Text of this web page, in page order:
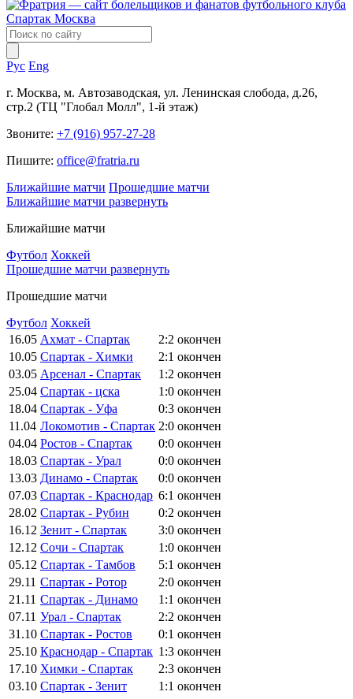
Рус Eng
г. Москва, м. Автозаводская, ул. Ленинская слобода, д.26,
стр.2 (ТЦ "Глобал Молл", 1-й этаж)
Звоните: +7 (916) 957-27-28
Пишите: office@fratria.ru
Ближайшие матчи Прошедшие матчи
Ближайшие матчи развернуть
Ближайшие матчи
Футбол Хоккей
Прошедшие матчи развернуть
Прошедшие матчи
Футбол Хоккей
16.05 Ахмат - Спартак 2:2 окончен
10.05 Спартак - Химки 2:1 окончен
03.05 Арсенал - Спартак 1:2 окончен
25.04 Спартак - цска 1:0 окончен
18.04 Спартак - Уфа 0:3 окончен
11.04 Локомотив - Спартак 2:0 окончен
04.04 Ростов - Спартак 0:0 окончен
18.03 Спартак - Урал 0:0 окончен
13.03 Динамо - Спартак 0:0 окончен
07.03 Спартак - Краснодар 6:1 окончен
28.02 Спартак - Рубин 0:2 окончен
16.12 Зенит - Спартак 3:0 окончен
12.12 Сочи - Спартак 1:0 окончен
05.12 Спартак - Тамбов 5:1 окончен
29.11 Спартак - Ротор 2:0 окончен
21.11 Спартак - Динамо 1:1 окончен
07.11 Урал - Спартак 2:2 окончен
31.10 Спартак - Ростов 0:1 окончен
25.10 Краснодар - Спартак 1:3 окончен
17.10 Химки - Спартак 2:3 окончен
03.10 Спартак - Зенит 1:1 окончен